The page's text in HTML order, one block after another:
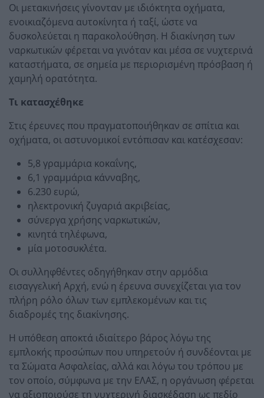
Οι μετακινήσεις γίνονταν με ιδιόκτητα οχήματα,
ενοικιαζόμενα αυτοκίνητα ή ταξί, ώστε να
δυσκολεύεται η παρακολούθηση. Η διακίνηση των
ναρκωτικών φέρεται να γινόταν και μέσα σε νυχτερινά
καταστήματα, σε σημεία με περιορισμένη πρόσβαση ή
χαμηλή ορατότητα.
Τι κατασχέθηκε
Στις έρευνες που πραγματοποιήθηκαν σε σπίτια και
οχήματα, οι αστυνομικοί εντόπισαν και κατέσχεσαν:
5,8 γραμμάρια κοκαΐνης,
6,1 γραμμάρια κάνναβης,
6.230 ευρώ,
ηλεκτρονική ζυγαριά ακριβείας,
σύνεργα χρήσης ναρκωτικών,
κινητά τηλέφωνα,
μία μοτοσυκλέτα.
Οι συλληφθέντες οδηγήθηκαν στην αρμόδια
εισαγγελική Αρχή, ενώ η έρευνα συνεχίζεται για τον
πλήρη ρόλο όλων των εμπλεκομένων και τις
διαδρομές της διακίνησης.
Η υπόθεση αποκτά ιδιαίτερο βάρος λόγω της
εμπλοκής προσώπων που υπηρετούν ή συνδέονται με
τα Σώματα Ασφαλείας, αλλά και λόγω του τρόπου με
τον οποίο, σύμφωνα με την ΕΛΑΣ, η οργάνωση φέρεται
να αξιοποιούσε τη νυχτερινή διασκέδαση ως πεδίο